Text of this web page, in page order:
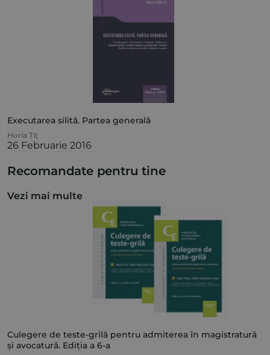
Executarea silită. Partea generală
Horia Țiț
26 Februarie 2016
Recomandate pentru tine
Vezi mai multe
Culegere de teste-grilă pentru admiterea în magistratură
și avocatură. Ediția a 6-a